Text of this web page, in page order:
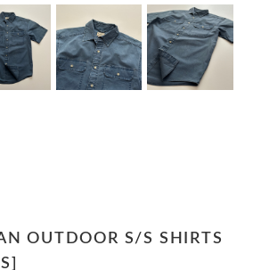
OUTDOOR S/S SHIRTS